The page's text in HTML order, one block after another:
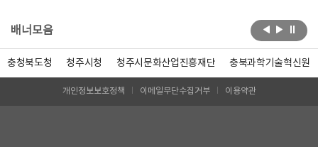
배너모음
충청북도청 청주시청 청주시문화산업진흥재단 충북과학기술혁신원
개인정보보호정책 이메일무단수집거부 이용약관